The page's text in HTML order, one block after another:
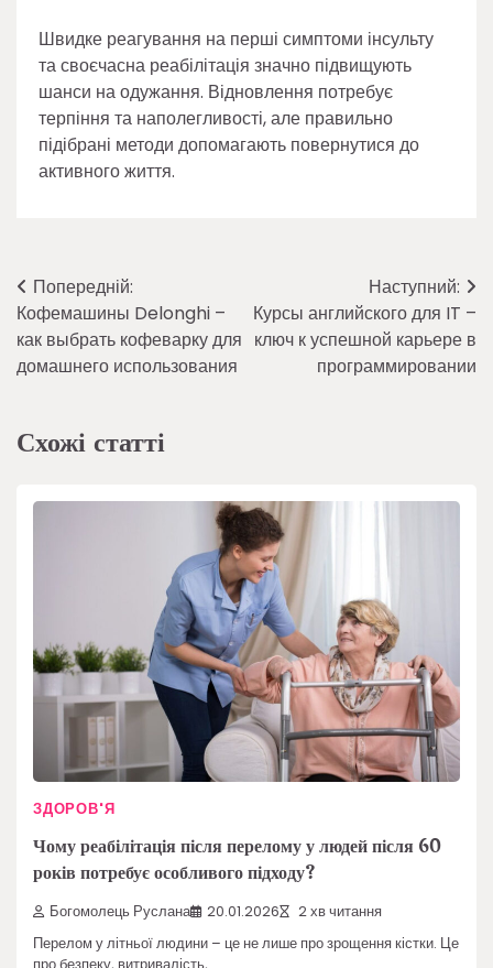
Швидке реагування на перші симптоми інсульту
та своєчасна реабілітація значно підвищують
шанси на одужання. Відновлення потребує
терпіння та наполегливості, але правильно
підібрані методи допомагають повернутися до
активного життя.
Навігація
записів
Попередній:
Кофемашины Delonghi –
как выбрать кофеварку для
домашнего использования
Наступний:
Курсы английского для IT –
ключ к успешной карьере в
программировании
Схожі статті
ЗДОРОВ'Я
Чому реабілітація після перелому у людей після 60
років потребує особливого підходу?
Богомолець Руслана 20.01.2026 2 хв читання
Перелом у літньої людини – це не лише про зрощення кістки. Це